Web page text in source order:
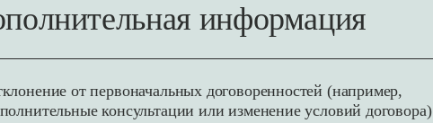
информация
от первоначальных договоренностей (например,
консультации или изменение условий договора)